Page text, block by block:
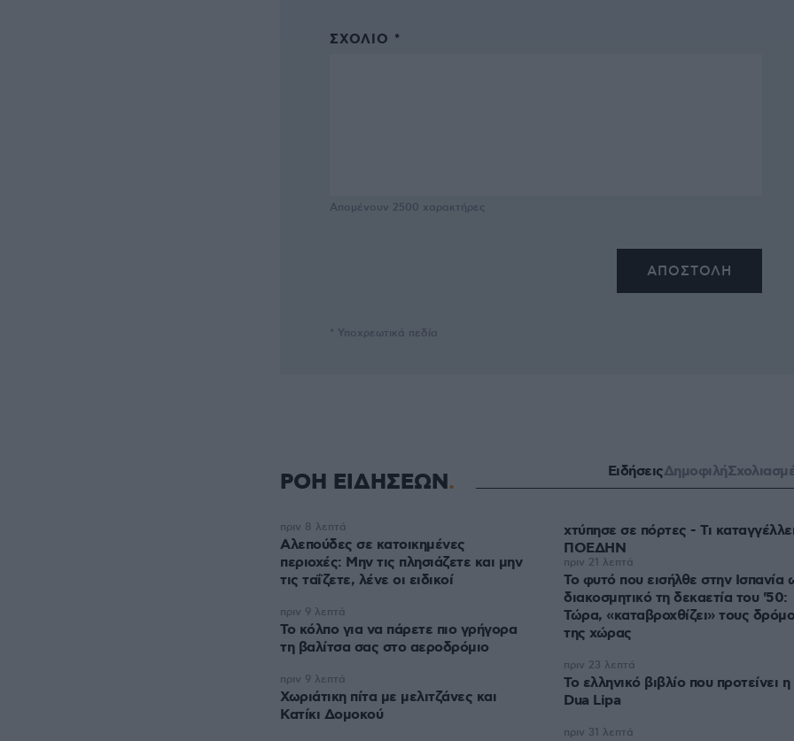
ΣΧΌΛΙΟ *
Απομένουν 2500 χαρακτήρες
* Υποχρεωτικά πεδία
ΡΟΗ ΕΙΔΗΣΕΩΝ ΕιδήσειςΔημοφιλή
Αλεπούδες σε κατοικημένες
περιοχές: Μην τις πλησιάζετε και μην
τις ταΐζετε, λένε οι ειδικοί
πριν 8 λεπτά
Το κόλπο για να πάρετε πιο γρήγορα
τη βαλίτσα σας στο αεροδρόμιο
πριν 9 λεπτά
Χωριάτικη πίτα με μελιτζάνες και
Κατίκι Δομοκού
πριν 9 λεπτά
χτύπησε σε πόρτες - Τι
ΠΟΕΔΗΝ
Το φυτό που εισήλθε στην Ισπανία
διακοσμητικό τη δεκαετία του '50:
Τώρα, «καταβροχθίζει» τους
της χώρας
πριν 21 λεπτά
Το ελληνικό βιβλίο που προτείνει η
Dua Lipa
πριν 23 λεπτά
πριν 31 λεπτά